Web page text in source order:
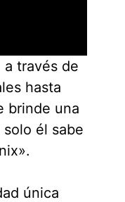
través de
hasta
brinde una
él sabe
única